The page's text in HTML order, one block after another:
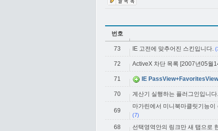
번호
73 IE 고전에 맞추어진 스킨입니다.
72 ActiveX 차단 목록 [2007년05월
71 IE PassView+FavoritesView
70 계산기 실행하는 플러그인입니다
69
마가린에서 미니북마클릿기능
(7)
68 선택영역안의 링크만 새 탭으로